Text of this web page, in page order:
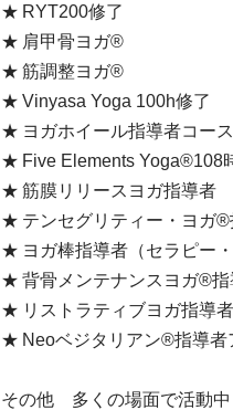
RYT200修了
肩甲骨ヨガ®
筋調整ヨガ®
Vinyasa Yoga 100h修了
ヨガホイール指導者コー
Five Elements Yoga®108
筋膜リリースヨガ指導者
テンセグリティー・ヨガ
ヨガ棒指導者（セラピー・
背骨メンテナンスヨガ®指
リストラティブヨガ指導者
Neoベジタリアン®指導
その他 多くの場面で活動中